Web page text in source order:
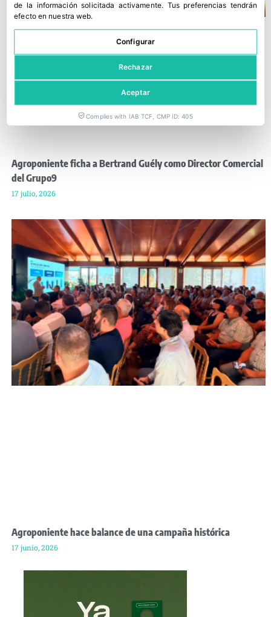
Agroponiente ficha a Bertrand Guély como Director Comercial
del Grupo9
17 julio, 2026
Agroponiente hace balance de una campaña histórica
17 junio, 2026
de la información solicitada activamente. Tus preferencias tendrán
efecto en nuestra web.
Configurar
Rechazar
Aceptar
Complies with IAB TCF, CMP ID: 405